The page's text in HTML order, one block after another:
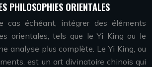
PHILOSOPHIES ORIENTALES
cas échéant, intégrer des éléments
orientales, tels que le Yi King ou le
analyse plus complète. Le Yi King, ou
est un art divinatoire chinois qui